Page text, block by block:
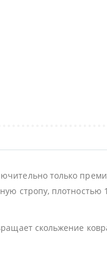
только
стропу, плотностью
скольжение